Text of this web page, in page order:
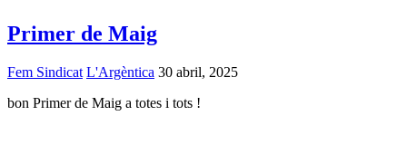
Primer de Maig
Fem Sindicat L'Argèntica 30 abril, 2025
bon Primer de Maig a totes i tots !